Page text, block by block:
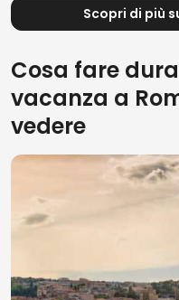
Scopri di più
Cosa fare
vacanza a
vedere